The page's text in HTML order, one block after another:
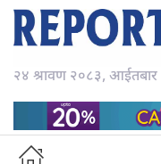
२४ श्रावण २०८३, आईतबार